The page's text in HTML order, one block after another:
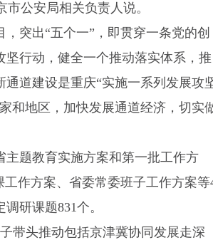
公安局相关负责人说。
突出“五个一”，即贯穿一条党的创
行动，健全一个推动落实体系，推
道建设是重庆“实施一系列发展攻
和地区，加快发展通道经济，切实
题教育实施方案和第一批工作方
作方案、省委常委班子工作方案等
研课题831个。
带头推动包括京津冀协同发展走深